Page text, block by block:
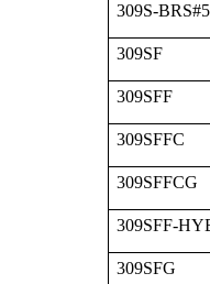
309S-
309SF
309SFF
309SFFC
309SFFCG
309SFF-
309SFG